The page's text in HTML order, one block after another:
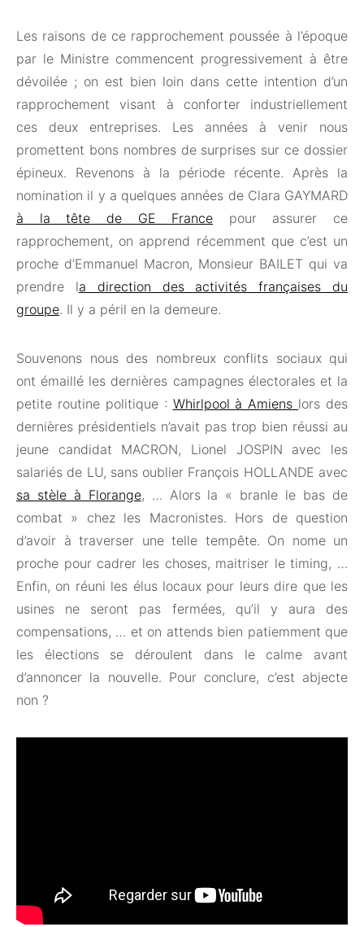
Les raisons de ce rapprochement poussée à l’époque
par le Ministre commencent progressivement à être
dévoilée ; on est bien loin dans cette intention d’un
rapprochement visant à conforter industriellement
ces deux entreprises. Les années à venir nous
promettent bons nombres de surprises sur ce dossier
épineux. Revenons à la période récente. Après la
nomination il y a quelques années de Clara GAYMARD
à la tête de GE France pour assurer ce
rapprochement, on apprend récemment que c’est un
proche d’Emmanuel Macron, Monsieur BAILET qui va
prendre la direction des activités françaises du
groupe. Il y a péril en la demeure.
Souvenons nous des nombreux conflits sociaux qui
ont émaillé les dernières campagnes électorales et la
petite routine politique : Whirlpool à Amiens lors des
dernières présidentiels n’avait pas trop bien réussi au
jeune candidat MACRON, Lionel JOSPIN avec les
salariés de LU, sans oublier François HOLLANDE avec
sa stèle à Florange, … Alors la « branle le bas de
combat » chez les Macronistes. Hors de question
d’avoir à traverser une telle tempête. On nome un
proche pour cadrer les choses, maitriser le timing, …
Enfin, on réuni les élus locaux pour leurs dire que les
usines ne seront pas fermées, qu’il y aura des
compensations, … et on attends bien patiemment que
les élections se déroulent dans le calme avant
d’annoncer la nouvelle. Pour conclure, c’est abjecte
non ?